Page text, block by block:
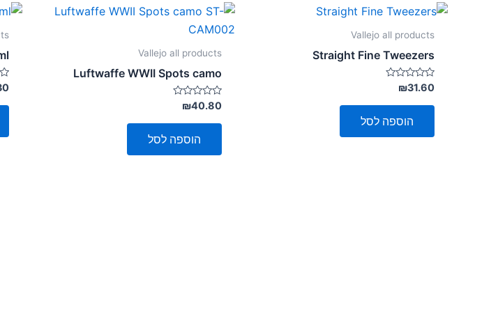
Vallejo all products
Straight Fine Tweezers
דורג
0
מתוך
₪31.60
הוספה לסל
Vallejo all products
Luftwaffe WWII Spots camo
דורג
0
מתוך
₪40.80
הוספה לסל
0